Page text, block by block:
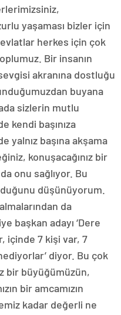
yaşaması bizler için
herkes için çok
Bir insanın
akranına dostluğu
buyana
sizlerin mutlu
kendi başınıza
yalnız başına akşama
konuşacağınız bir
onu sağlıyor. Bu
düşünüyorum.
da
başkan adayı ‘Dere
içinde 7 kişi var, 7
diyor. Bu çok
bir büyüğümüzün,
bir amcamızın
kadar değerli ne